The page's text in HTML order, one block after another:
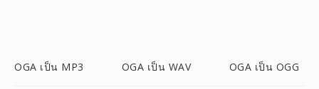
OGA เป็น MP3 OGA เป็น WAV OGA เป็น OGG